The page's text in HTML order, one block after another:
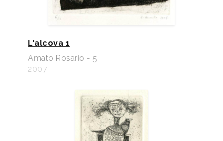
L'alcova 1
Amato Rosario - 5
2007